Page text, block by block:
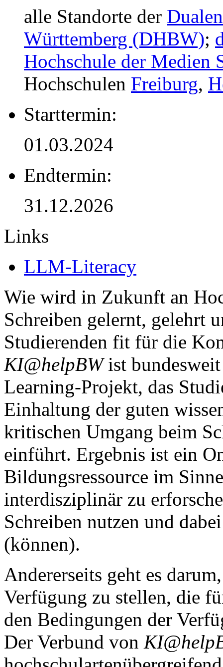
alle Standorte der
Württemberg (DHBW);
Hochschule der Medien
Hochschulen Freiburg,
Starttermin:
01.03.2024
Endtermin:
31.12.2026
Links
LLM-Literacy
Wie wird in Zukunft an
Schreiben gelernt, gelehrt
Studierenden fit für die
KI@helpBWist bundesweit
Learning-Projekt, das
Einhaltung der guten
kritischen Umgang beim
einführt. Ergebnis ist ein
Bildungsressource im
interdisziplinär zu
Schreiben nutzen und
(können).
Andererseits geht es
Verfügung zu stellen, die
den Bedingungen der
Der Verbund von